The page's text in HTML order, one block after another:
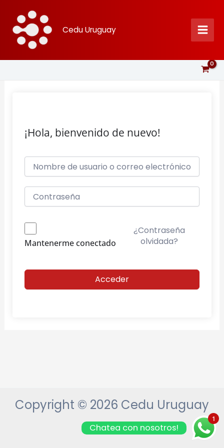
contenido
Cedu Uruguay
¡Hola, bienvenido de nuevo!
Mantenerme conectado
¿Contraseña
olvidada?
Acceder
Copyright © 2026 Cedu Uruguay
1
Chatea con nosotros!